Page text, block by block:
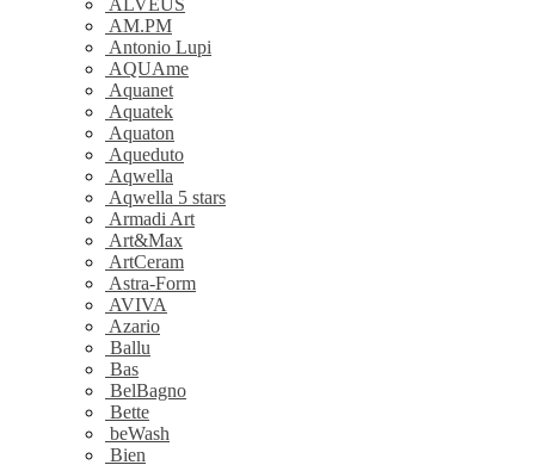
ALVEUS
AM.PM
Antonio Lupi
AQUAme
Aquanet
Aquatek
Aquaton
Aqueduto
Aqwella
Aqwella 5 stars
Armadi Art
Art&Max
ArtCeram
Astra-Form
AVIVA
Azario
Ballu
Bas
BelBagno
Bette
beWash
Bien